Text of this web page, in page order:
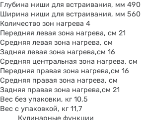
Глубина ниши для встраивания, мм 490
Ширина ниши для встраивания, мм 560
Количество зон нагрева 4
Передняя левая зона нагрева, см 21
Средняя левая зона нагрева, см
Задняя левая зона нагрева,см 16
Средняя центральная зона нагрева, см
Передняя правая зона нагрева,см 16
Средняя правая зона нагрева, см
Задняя правая зона нагрева,см 21
Вес без упаковки, кг 10,5
Вес с упаковкой, кг 11,7